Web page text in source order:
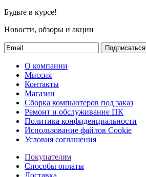
Будьте в курсе!
Новости, обзоры и акции
Подписаться
О компании
Миссия
Контакты
Магазин
Сборка компьютеров под заказ
Ремонт и обслуживание ПК
Политика конфиденциальности
Использование файлов Cookie
Условия соглашения
Покупателям
Способы оплаты